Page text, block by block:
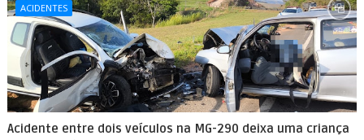
ACIDENTES
Acidente entre dois veículos na MG-290 deixa uma criança